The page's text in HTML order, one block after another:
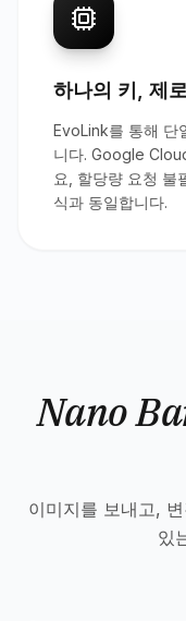
하나의 키, 제
EvoLink를 통해 단
니다. Google
요, 할당량 요청 불
식과 동일합니다.
Nano
이미지를 보내고,
있